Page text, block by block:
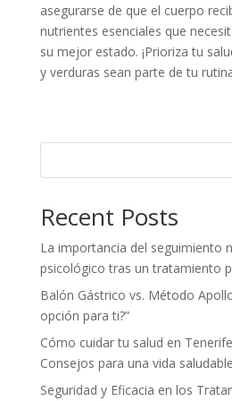
asegurarse de que el cuerpo
nutrientes esenciales que
su mejor estado. ¡Prioriza tu
y verduras sean parte de tu
Recent Posts
La importancia del seguimiento
psicológico tras un tratamiento
Balón Gástrico vs. Método
opción para ti?”
Cómo cuidar tu salud en
Consejos para una vida saludable
Seguridad y Eficacia en los